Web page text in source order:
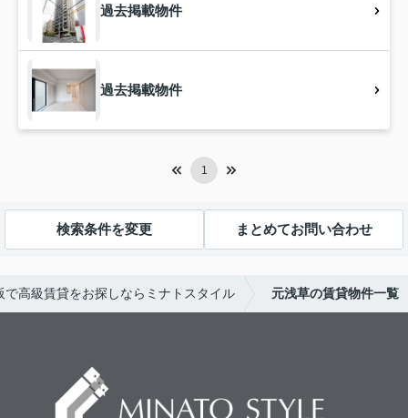
過去掲載物件
過去掲載物件
1
検索条件を変更 まとめてお問い合わせ
で高級賃貸をお探しならミナトスタイル 元浅草の賃貸物件一覧